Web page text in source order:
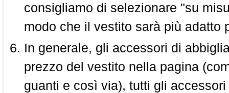
consigliamo di selezionare "su
modo che il vestito sarà più adatto
In generale, gli accessori di
prezzo del vestito nella pagina
guanti e così via), tutti gli